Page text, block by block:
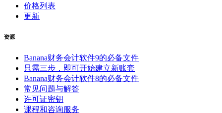
价格列表
更新
资源
Banana财务会计软件9的必备文件
只需三步，即可开始建立新账套
Banana财务会计软件8的必备文件
常见问题与解答
许可证密钥
课程和咨询服务